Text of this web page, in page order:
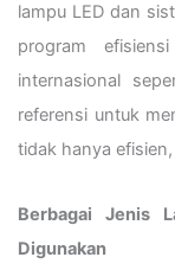
lampu LED dan
program
internasional
referensi untuk
tidak hanya
Berbagai Jenis
Digunakan